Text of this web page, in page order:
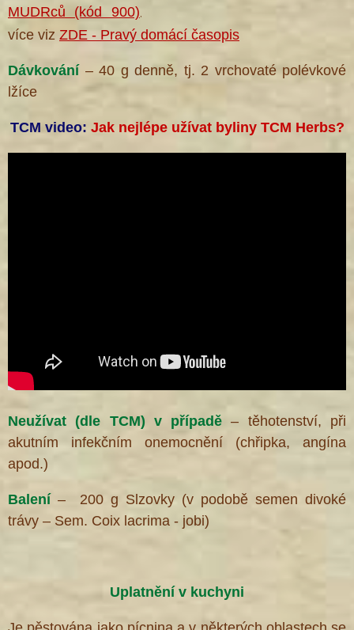
MUDRců (kód 900),
více viz ZDE - Pravý domácí časopis
Dávkování – 40 g denně, tj. 2 vrchovaté polévkové
lžíce
TCM video: Jak nejlépe užívat byliny TCM Herbs?
Neužívat (dle TCM) v případě– těhotenství, při
akutním infekčním onemocnění (chřipka, angína
apod.)
Balení – 200 g Slzovky (v podobě semen divoké
trávy – Sem. Coix lacrima - jobi)
Uplatnění v kuchyni